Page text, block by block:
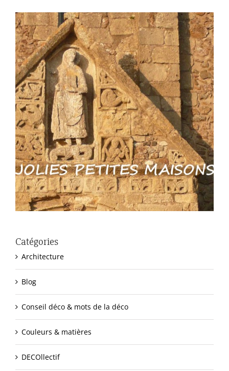
Catégories
Architecture
Blog
Conseil déco & mots de la déco
Couleurs & matières
DECOllectif